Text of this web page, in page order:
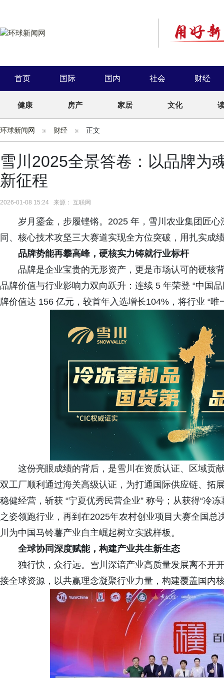
首页 国际 国内 社会 财经
健康 房产 家居 文化
环球新闻网 财经 正文
雪川2025全景答卷：以品牌为
新征程
2026-01-08 15:24 来源： 互联网
岁月鎏金，步履铿锵。2025 年，雪川农业集团匠
同、核心技术攻坚三大赛道实现全方位突破，用扎实成
品牌势能再攀高峰，硬核实力铸就行业标杆
品牌是企业宝贵的无形资产，更是市场认可的硬核
品牌价值与行业影响力双向跃升：连续 5 年荣登 “中国
牌价值达 156 亿元，较首年入选增长104%，将行业 “
这份亮眼成绩的背后，是雪川在资质认证、区域贡
双工厂顺利通过海关高级认证，为打通国际供应链、拓
稳健经营，斩获 “宁夏优秀民营企业” 称号；从获得“冷
之姿领跑行业，再到在2025年农村创业项目大赛全国
川为中国马铃薯产业自主崛起树立实践样板。
全球协同深度赋能，构建产业共生新生态
独行快，众行远。雪川深谙产业高质量发展离不开
接全球资源，以共赢理念凝聚行业力量，构建覆盖国内